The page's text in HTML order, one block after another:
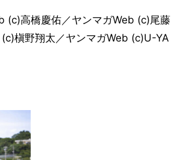
(c)高橋慶佑／ヤンマガWeb (c)尾藤
槇野翔太／ヤンマガWeb (c)U-YA